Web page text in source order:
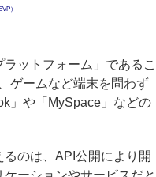
EVP）
ットフォーム」であるこ
ゲームなど端末を問わず
」や「MySpace」などの
のは、API公開により開